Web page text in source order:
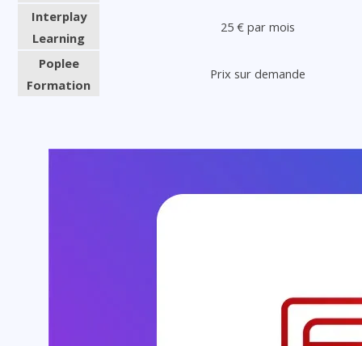
Interplay
Learning
25 € par mois
Poplee
Formation
Prix sur demande